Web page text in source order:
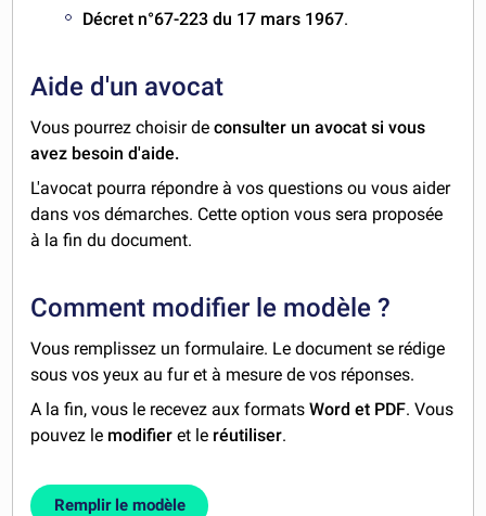
Décret n°67-223 du 17 mars 1967.
Aide d'un avocat
Vous pourrez choisir deconsulter un avocat si vous
avez besoin d'aide.
L'avocat pourra répondre à vos questions ou vous aider
dans vos démarches. Cette option vous sera proposée
à la fin du document.
Comment modifier le modèle ?
Vous remplissez un formulaire. Le document se rédige
sous vos yeux au fur et à mesure de vos réponses.
A la fin, vous le recevez aux formatsWord et PDF. Vous
pouvez le modifier et le réutiliser.
Remplir le modèle